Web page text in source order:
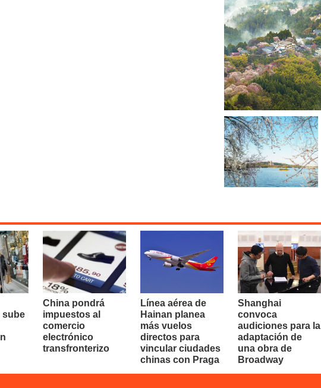
sube
China pondrá
impuestos al
comercio
electrónico
transfronterizo
Línea aérea de
Hainan planea
más vuelos
directos para
vincular ciudades
chinas con Praga
Shanghai
convoca
audiciones para la
adaptación de
una obra de
Broadway